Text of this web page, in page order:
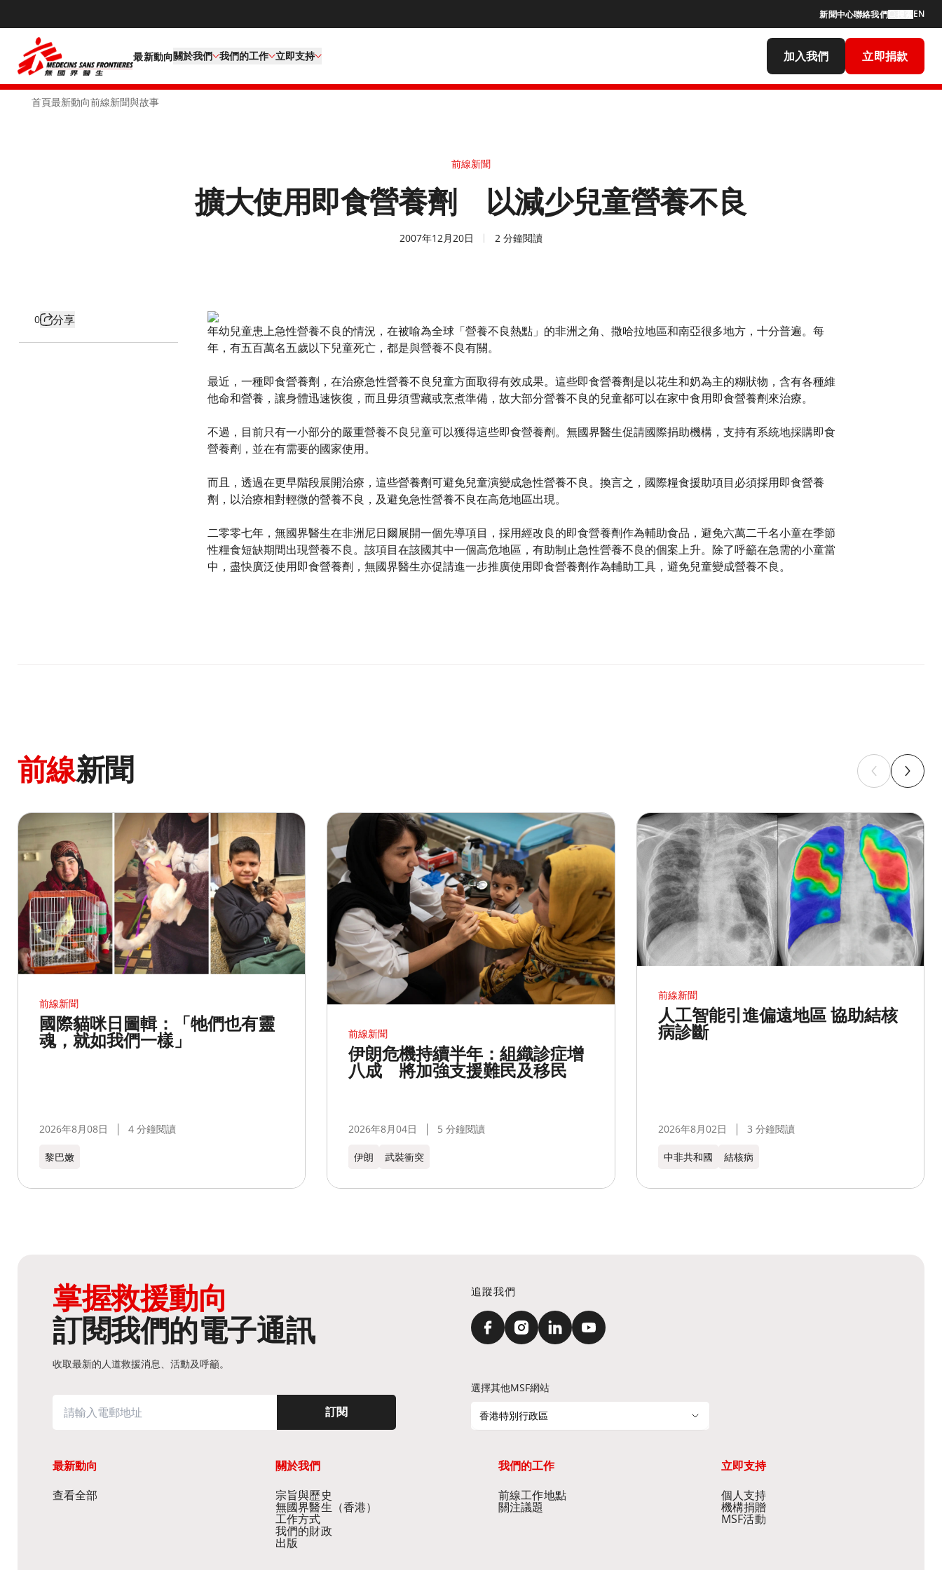
新聞中心聯絡我們 EN
最新動向關於我們 我們的工作​ 立即支持 加入我們 立即捐款
首頁最新動向前線新聞與故事
前線新聞
擴大使用即食營養劑 以減少兒童營養不良
2007年12月20日 2 分鐘閱讀
0 分享
年幼兒童患上急性營養不良的情況，在被喻為全球「營養不良熱點」的非洲之角、撒哈拉地區和南亞很多地方，十分普遍。每
年，有五百萬名五歲以下兒童死亡，都是與營養不良有關。
最近，一種即食營養劑，在治療急性營養不良兒童方面取得有效成果。這些即食營養劑是以花生和奶為主的糊狀物，含有各種維
他命和營養，讓身體迅速恢復，而且毋須雪藏或烹煮準備，故大部分營養不良的兒童都可以在家中食用即食營養劑來治療。
不過，目前只有一小部分的嚴重營養不良兒童可以獲得這些即食營養劑。無國界醫生促請國際捐助機構，支持有系統地採購即食
營養劑，並在有需要的國家使用。
而且，透過在更早階段展開治療，這些營養劑可避免兒童演變成急性營養不良。換言之，國際糧食援助項目必須採用即食營養
劑，以治療相對輕微的營養不良，及避免急性營養不良在高危地區出現。
二零零七年，無國界醫生在非洲尼日爾展開一個先導項目，採用經改良的即食營養劑作為輔助食品，避免六萬二千名小童在季節
性糧食短缺期間出現營養不良。該項目在該國其中一個高危地區，有助制止急性營養不良的個案上升。除了呼籲在急需的小童當
中，盡快廣泛使用即食營養劑，無國界醫生亦促請進一步推廣使用即食營養劑作為輔助工具，避免兒童變成營養不良。
前線新聞
前線新聞
國際貓咪日圖輯：「牠們也有靈
魂，就如我們一樣」
2026年8月08日 4 分鐘閱讀
黎巴嫩​
前線新聞
伊朗危機持續半年：組織診症增
八成 將加強支援難民及移民
2026年8月04日 5 分鐘閱讀
伊朗 武裝衝突
前線新聞
人工智能引進偏遠地區 協助結核
病診斷
2026年8月02日 3 分鐘閱讀
中非共和國 結核病
掌握救援動向
訂閱我們的電子通訊
收取最新的人道救援消息、活動及呼籲。
訂閱
追蹤我們
選擇其他MSF網站
香港特別行政區
最新動向
查看全部
關於我們
宗旨與歷史​
無國界醫生（香港）​
工作方式
我們的財政
出版
我們的工作
前線工作地點​
關注議題
立即支持
個人支持
機構捐贈
MSF活動